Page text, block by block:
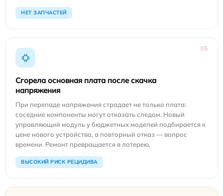
НЕТ ЗАПЧАСТЕЙ
05
Сгорела основная плата после скачка
напряжения
При перепаде напряжения страдает не только плата:
соседние компоненты могут отказать следом. Новый
управляющий модуль у бюджетных моделей подбирается к
цене нового устройства, а повторный отказ — вопрос
времени. Ремонт превращается в лотерею.
ВЫСОКИЙ РИСК РЕЦИДИВА